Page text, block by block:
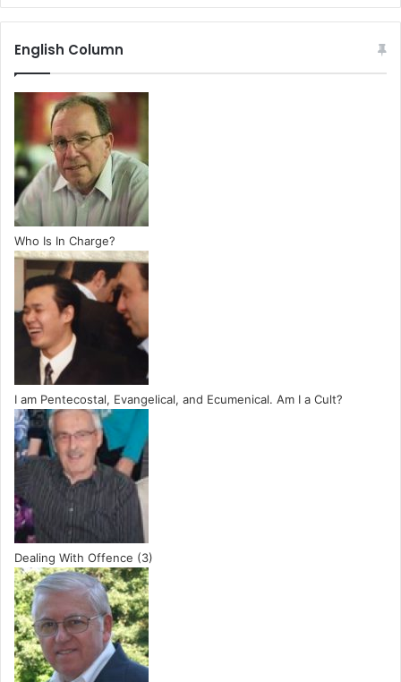
English Column
Who Is In Charge?
I am Pentecostal, Evangelical, and Ecumenical. Am I a Cult?
Dealing With Offence (3)